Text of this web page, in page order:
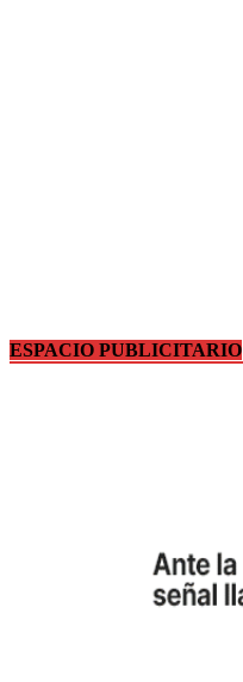
ESPACIO PUBLICITARIO